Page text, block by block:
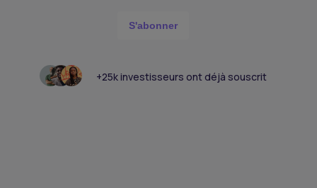
S'abonner
+25k investisseurs ont déjà souscrit